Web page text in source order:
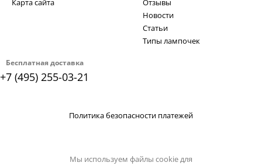
Бесплатная доставка
+7 (495) 255-03-21
Карта сайта
Отзывы
Новости
Статьи
Типы лампочек
Политика безопасности платежей
Мы используем файлы cookie для